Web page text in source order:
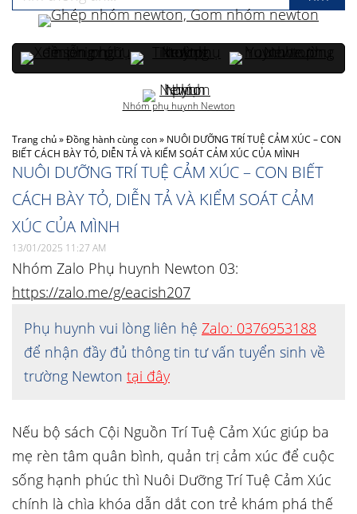
Trang chủ»Đồng hành cùng con» NUÔI DƯỠNG TRÍ TUỆ CẢM XÚC – CON
BIẾT CÁCH BÀY TỎ, DIỄN TẢ VÀ KIỂM SOÁT CẢM XÚC CỦA MÌNH
NUÔI DƯỠNG TRÍ TUỆ CẢM XÚC – CON BIẾT
CÁCH BÀY TỎ, DIỄN TẢ VÀ KIỂM SOÁT CẢM
XÚC CỦA MÌNH
13/01/2025 11:27 AM
Nhóm Zalo Phụ huynh Newton 03:
https://zalo.me/g/eacish207
Phụ huynh vui lòng liên hệ Zalo: 0376953188
để nhận đầy đủ thông tin tư vấn tuyển sinh về
trường Newton tại đây
Nếu bộ sách Cội Nguồn Trí Tuệ Cảm Xúc giúp ba
mẹ rèn tâm quân bình, quản trị cảm xúc để cuộc
sống hạnh phúc thì Nuôi Dưỡng Trí Tuệ Cảm Xúc
chính là chìa khóa dẫn dắt con trẻ khám phá thế
Nhóm phụ huynh Newton